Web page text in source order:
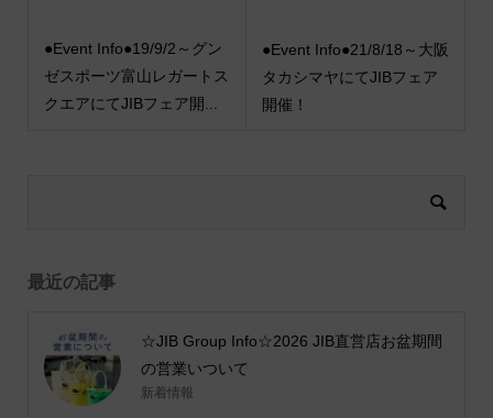
●Event Info●19/9/2～グン
ゼスポーツ富山レガートス
クエアにてJIBフェア開...
●Event Info●21/8/18～大阪
タカシマヤにてJIBフェア
開催！
最近の記事
☆JIB Group Info☆2026 JIB直営店お盆期間
の営業いついて
新着情報